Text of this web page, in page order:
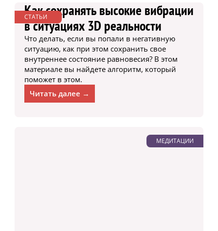
СТАТЬИ
Как сохранять высокие вибрации
в ситуациях 3D реальности
Что делать, если вы попали в негативную
ситуацию, как при этом сохранить свое
внутреннее состояние равновесия? В этом
материале вы найдете алгоритм, который
поможет в этом.
Читать далее →
МЕДИТАЦИИ